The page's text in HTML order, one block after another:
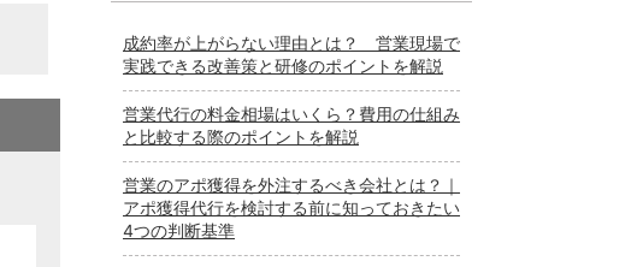
成約率が上がらない理由とは？ 営業現場で
実践できる改善策と研修のポイントを解説
営業代行の料金相場はいくら？費用の仕組み
と比較する際のポイントを解説
営業のアポ獲得を外注するべき会社とは？｜
アポ獲得代行を検討する前に知っておきたい
4つの判断基準